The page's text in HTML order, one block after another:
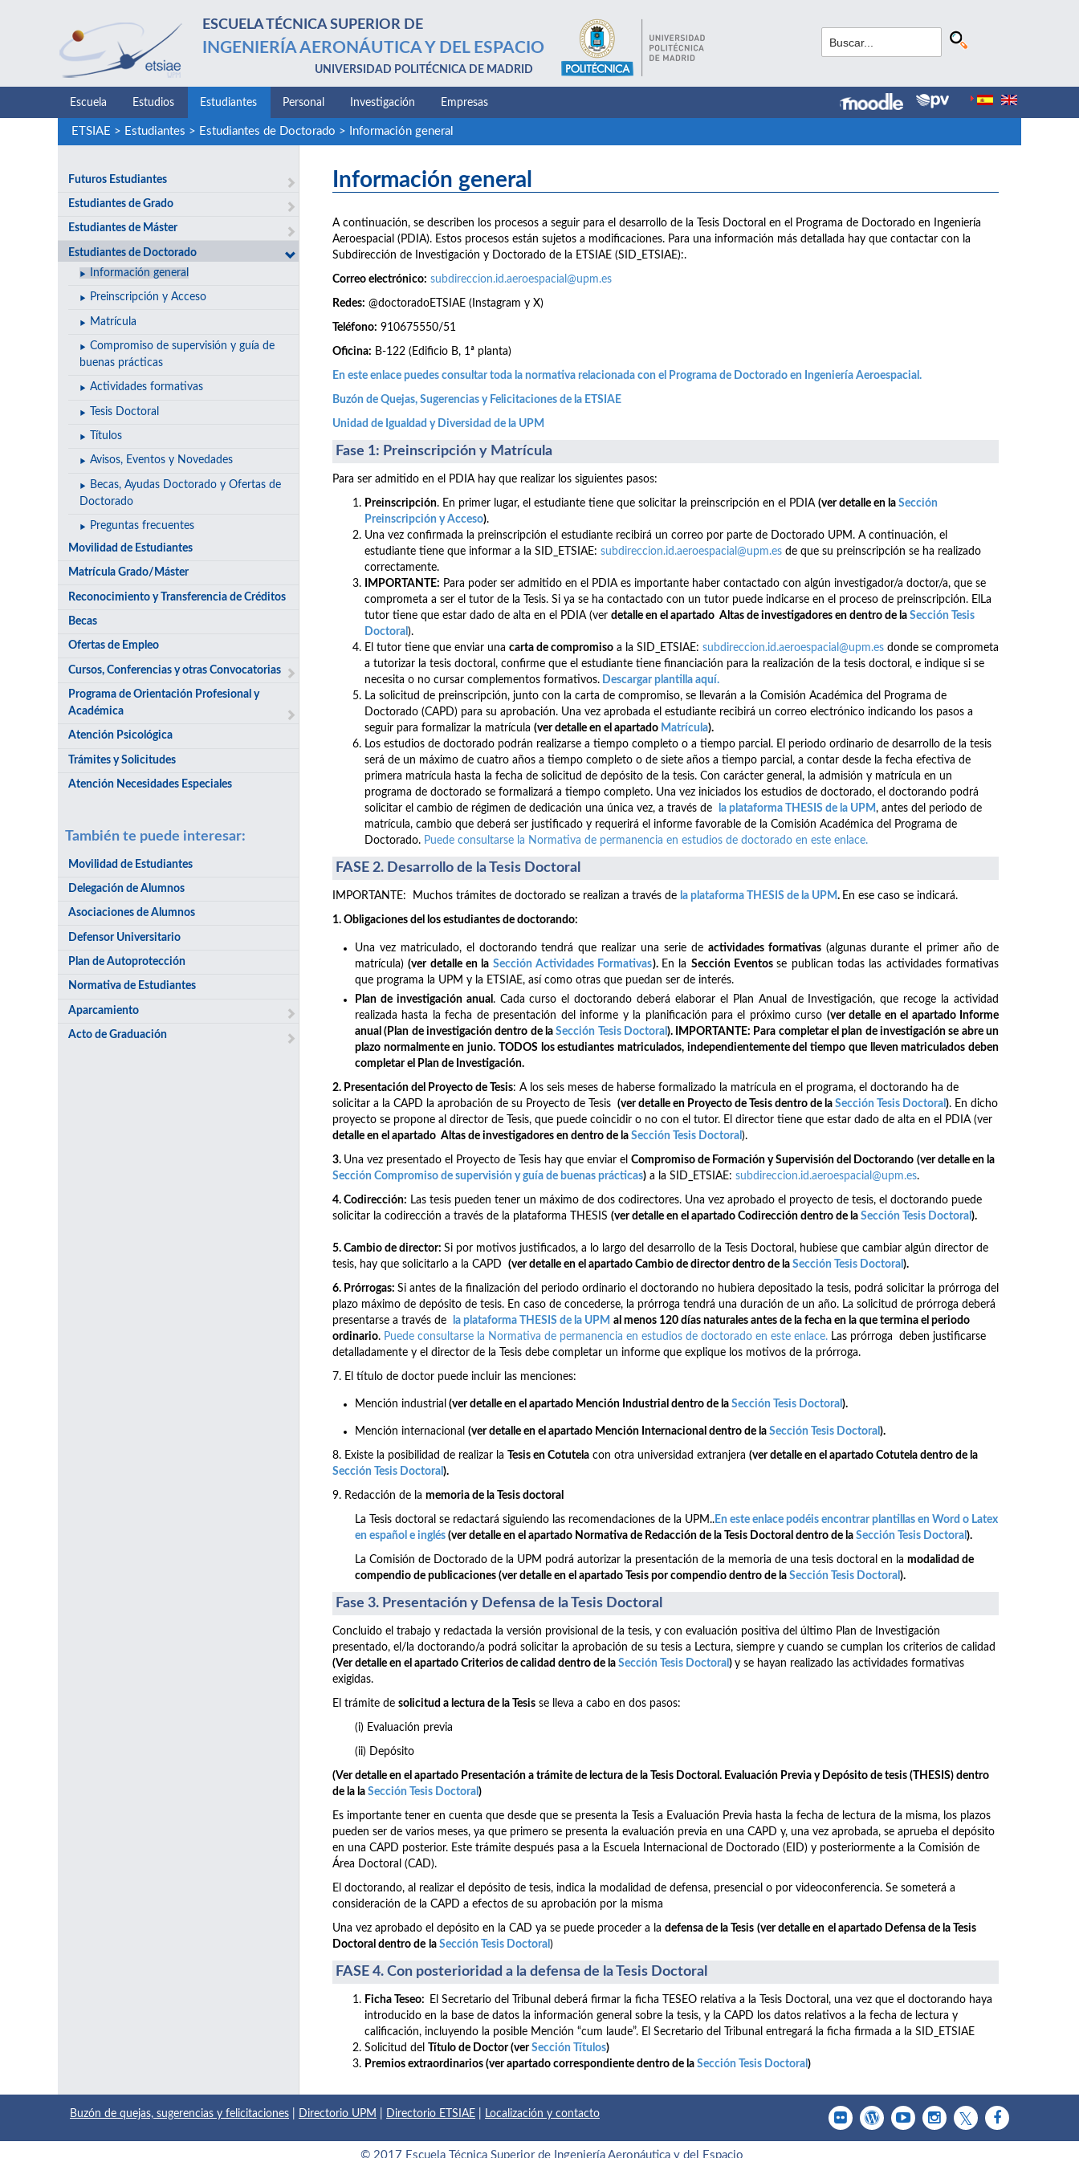
ESCUELA TÉCNICA SUPERIOR DE
INGENIERÍA AERONÁUTICA Y DEL ESPACIO
UNIVERSIDAD POLITÉCNICA DE MADRID
Escuela Estudios Estudiantes Personal Investigación Empresas
ETSIAE > Estudiantes > Estudiantes de Doctorado > Información general
Futuros Estudiantes
Estudiantes de Grado
Estudiantes de Máster
Estudiantes de Doctorado
Información general
Preinscripción y Acceso
Matrícula
Compromiso de supervisión y guía de
buenas prácticas
Actividades formativas
Tesis Doctoral
Títulos
Avisos, Eventos y Novedades
Becas, Ayudas Doctorado y Ofertas de
Doctorado
Preguntas frecuentes
Movilidad de Estudiantes
Matrícula Grado/Máster
Reconocimiento y Transferencia de Créditos
Becas
Ofertas de Empleo
Cursos, Conferencias y otras Convocatorias
Programa de Orientación Profesional y
Académica
Atención Psicológica
Trámites y Solicitudes
Atención Necesidades Especiales
También te puede interesar:
Movilidad de Estudiantes
Delegación de Alumnos
Asociaciones de Alumnos
Defensor Universitario
Plan de Autoprotección
Normativa de Estudiantes
Aparcamiento
Acto de Graduación
Información general
A continuación, se describen los procesos a seguir para el desarrollo de la Tesis Doctoral en el Programa de Doctorado en Ingeniería
Aeroespacial (PDIA). Estos procesos están sujetos a modificaciones. Para una información más detallada hay que contactar con la
Subdirección de Investigación y Doctorado de la ETSIAE (SID_ETSIAE):.
Correo electrónico: subdireccion.id.aeroespacial@upm.es
Redes: @doctoradoETSIAE (Instagram y X)
Teléfono: 910675550/51
Oficina: B-122 (Edificio B, 1ª planta)
En este enlace puedes consultar toda la normativa relacionada con el Programa de Doctorado en Ingeniería Aeroespacial.
Buzón de Quejas, Sugerencias y Felicitaciones de la ETSIAE
Unidad de Igualdad y Diversidad de la UPM
Fase 1: Preinscripción y Matrícula
Para ser admitido en el PDIA hay que realizar los siguientes pasos:
Preinscripción. En primer lugar, el estudiante tiene que solicitar la preinscripción en el PDIA (ver detalle en la Sección
Preinscripción y Acceso).
Una vez confirmada la preinscripción el estudiante recibirá un correo por parte de Doctorado UPM. A continuación, el
estudiante tiene que informar a la SID_ETSIAE: subdireccion.id.aeroespacial@upm.es de que su preinscripción se ha realizado
correctamente.
IMPORTANTE: Para poder ser admitido en el PDIA es importante haber contactado con algún investigador/a doctor/a, que se
comprometa a ser el tutor de la Tesis. Si ya se ha contactado con un tutor puede indicarse en el proceso de preinscripción. ElLa
tutor tiene que estar dado de alta en el PDIA (ver detalle en el apartado Altas de investigadores en dentro de la Sección Tesis
Doctoral ).
El tutor tiene que enviar una carta de compromiso a la SID_ETSIAE: subdireccion.id.aeroespacial@upm.es donde se comprometa
a tutorizar la tesis doctoral, confirme que el estudiante tiene financiación para la realización de la tesis doctoral, e indique si se
necesita o no cursar complementos formativos. Descargar plantilla aquí.
La solicitud de preinscripción, junto con la carta de compromiso, se llevarán a la Comisión Académica del Programa de
Doctorado (CAPD) para su aprobación. Una vez aprobada el estudiante recibirá un correo electrónico indicando los pasos a
seguir para formalizar la matrícula (ver detalle en el apartado Matrícula).
Los estudios de doctorado podrán realizarse a tiempo completo o a tiempo parcial. El periodo ordinario de desarrollo de la tesis
será de un máximo de cuatro años a tiempo completo o de siete años a tiempo parcial, a contar desde la fecha efectiva de
primera matrícula hasta la fecha de solicitud de depósito de la tesis. Con carácter general, la admisión y matrícula en un
programa de doctorado se formalizará a tiempo completo. Una vez iniciados los estudios de doctorado, el doctorando podrá
solicitar el cambio de régimen de dedicación una única vez, a través de
la plataforma THESIS de la UPM, antes del periodo de
matrícula, cambio que deberá ser justificado y requerirá el informe favorable de la Comisión Académica del Programa de
Doctorado. Puede consultarse la Normativa de permanencia en estudios de doctorado en este enlace.
FASE 2. Desarrollo de la Tesis Doctoral
IMPORTANTE: Muchos trámites de doctorado se realizan a través de la plataforma THESIS de la UPM. En ese caso se indicará.
1. Obligaciones del los estudiantes de doctorando:
Una vez matriculado, el doctorando tendrá que realizar una serie de actividades formativas(algunas durante el primer año de
matrícula)(ver detalle en la Sección Actividades Formativas). En la Sección Eventosse publican todas las actividades formativas
que programa la UPM y la ETSIAE, así como otras que puedan ser de interés.
Plan de investigación anual . Cada curso el doctorando deberá elaborar el Plan Anual de Investigación, que recoge la actividad
realizada hasta la fecha de presentación del informe y la planificación para el próximo curso (ver detalle en el apartado Informe
anual (Plan de investigación dentro de laSección Tesis Doctoral ). IMPORTANTE: Para completar el plan de investigación se abre un
plazo normalmente en junio. TODOS los estudiantes matriculados, independientemente del tiempo que lleven matriculados deben
completar el Plan de Investigación.
2. Presentación del Proyecto de Tesis: A los seis meses de haberse formalizado la matrícula en el programa, el doctorando ha de
solicitar a la CAPD la aprobación de su Proyecto de Tesis (ver detalle en Proyecto de Tesis dentro de la Sección Tesis Doctoral ). En dicho
proyecto se propone al director de Tesis, que puede coincidir o no con el tutor. El director tiene que estar dado de alta en el PDIA (ver
detalle en el apartado Altas de investigadores en dentro de la Sección Tesis Doctoral ).
3. Una vez presentado el Proyecto de Tesis hay que enviar el Compromiso de Formación y Supervisión del Doctorando (ver detalle en la
Sección Compromiso de supervisión y guía de buenas prácticas) a la SID_ETSIAE: subdireccion.id.aeroespacial@upm.es.
4. Codirección: Las tesis pueden tener un máximo de dos codirectores. Una vez aprobado el proyecto de tesis, el doctorando puede
solicitar la codirección a través de la plataforma THESIS (ver detalle en el apartado Codirección dentro de la Sección Tesis Doctoral ).
5. Cambio de director: Si por motivos justificados, a lo largo del desarrollo de la Tesis Doctoral, hubiese que cambiar algún director de
tesis, hay que solicitarlo a la CAPD (ver detalle en el apartado Cambio de directordentro de la Sección Tesis Doctoral ).
6. Prórrogas: Si antes de la finalización del periodo ordinario el doctorando no hubiera depositado la tesis, podrá solicitar la prórroga del
plazo máximo de depósito de tesis. En caso de concederse, la prórroga tendrá una duración de un año. La solicitud de prórroga deberá
presentarse a través de
la plataforma THESIS de la UPM al menos 120 días naturales antes de la fecha en la que termina el periodo
ordinario. Puede consultarse la Normativa de permanencia en estudios de doctorado en este enlace. Las prórroga deben justificarse
detalladamente y el director de la Tesis debe completar un informe que explique los motivos de la prórroga.
7. El título de doctor puede incluir las menciones:
Mención industrial (ver detalle en el apartado Mención Industrial dentro de la Sección Tesis Doctoral ).
Mención internacional (ver detalle en el apartado Mención Internacional dentro de la Sección Tesis Doctoral ).
8. Existe la posibilidad de realizar la Tesis en Cotutela con otra universidad extranjera (ver detalle en el apartado Cotutela dentro de la
Sección Tesis Doctoral ).
9. Redacción de la memoria de la Tesis doctoral
La Tesis doctoral se redactará siguiendo las recomendaciones de la UPM.. En este enlace podéis encontrar plantillas en Word o Latex
en español e inglés (ver detalle en el apartado Normativa de Redacción de la Tesis Doctoral dentro de la Sección Tesis Doctoral ).
La Comisión de Doctorado de la UPM podrá autorizar la presentación de la memoria de una tesis doctoral en la modalidad de
compendio de publicaciones (ver detalle en el apartado Tesis por compendio dentro de la Sección Tesis Doctoral ).
Fase 3. Presentación y Defensa de la Tesis Doctoral
Concluido el trabajo y redactada la versión provisional de la tesis, y con evaluación positiva del último Plan de Investigación
presentado, el/la doctorando/a podrá solicitar la aprobación de su tesis a Lectura, siempre y cuando se cumplan los criterios de calidad
(Ver detalle en el apartado Criterios de calidad dentro de la Sección Tesis Doctoral ) y se hayan realizado las actividades formativas
exigidas.
El trámite de solicitud a lectura de la Tesis se lleva a cabo en dos pasos:
(i) Evaluación previa
(ii) Depósito
(Ver detalle en el apartado Presentación a trámite de lectura de la Tesis Doctoral. Evaluación Previa y Depósito de tesis (THESIS) dentro
de la la Sección Tesis Doctoral )
Es importante tener en cuenta que desde que se presenta la Tesis a Evaluación Previa hasta la fecha de lectura de la misma, los plazos
pueden ser de varios meses, ya que primero se presenta la evaluación previa en una CAPD y, una vez aprobada, se aprueba el depósito
en una CAPD posterior. Este trámite después pasa a la Escuela Internacional de Doctorado (EID) y posteriormente a la Comisión de
Área Doctoral (CAD).
El doctorando, al realizar el depósito de tesis, indica la modalidad de defensa, presencial o por videoconferencia. Se someterá a
consideración de la CAPD a efectos de su aprobación por la misma
Una vez aprobado el depósito en la CAD ya se puede proceder a la defensa de la Tesis (ver detalle en el apartado Defensa de la Tesis
Doctoral dentro de la Sección Tesis Doctoral )
FASE 4. Con posterioridad a la defensa de la Tesis Doctoral
Ficha Teseo:
El Secretario del Tribunal deberá firmar la ficha TESEO relativa a la Tesis Doctoral, una vez que el doctorando haya
introducido en la base de datos la información general sobre la tesis, y la CAPD los datos relativos a la fecha de lectura y
calificación, incluyendo la posible Mención “cum laude”. El Secretario del Tribunal entregará la ficha firmada a la SID_ETSIAE
Solicitud del
Título de Doctor (verSección Títulos)
Premios extraordinarios (ver apartado correspondiente dentro de la Sección Tesis Doctoral )
Buzón de quejas, sugerencias y felicitaciones Directorio UPM Directorio ETSIAE Localización y contacto
© 2017 Escuela Técnica Superior de Ingeniería Aeronáutica y del Espacio